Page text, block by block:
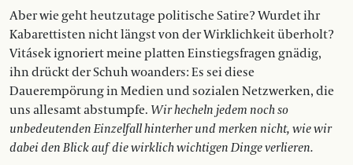
Aber wie geht heutzutage politische Satire? Wurdet ihr
Kabarettisten nicht längst von der Wirklichkeit überholt?
Vitásek ignoriert meine platten Einstiegsfragen gnädig,
ihn drückt der Schuh woanders: Es sei diese
Dauerempörung in Medien und sozialen Netzwerken, die
uns allesamt abstumpfe. Wir hecheln jedem noch so
unbedeutenden Einzelfall hinterher und merken nicht, wie wir
dabei den Blick auf die wirklich wichtigen Dinge verlieren.